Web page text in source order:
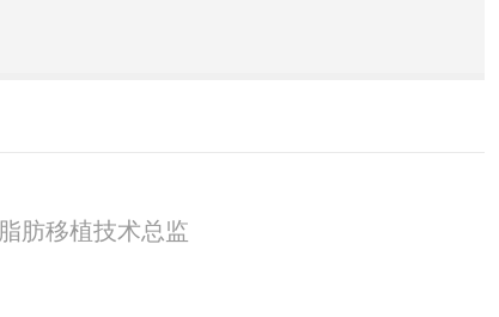
肪移植技术总监